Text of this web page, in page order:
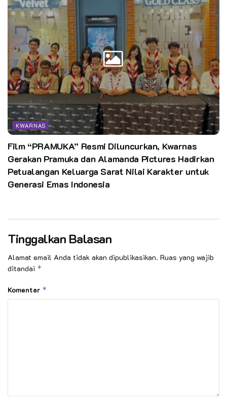
KWARNAS
Film “PRAMUKA” Resmi Diluncurkan, Kwarnas
Gerakan Pramuka dan Alamanda Pictures Hadirkan
Petualangan Keluarga Sarat Nilai Karakter untuk
Generasi Emas Indonesia
Tinggalkan Balasan
Alamat email Anda tidak akan dipublikasikan. Ruas yang wajib
ditandai *
Komentar *